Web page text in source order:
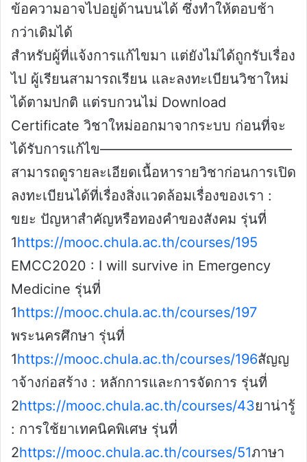
ข้อความอาจไปอยู่ด้านบนได้ ซึ่งทำให้ตอบช้า
กว่าเดิมได้
สำหรับผู้ที่แจ้งการแก้ไขมา แต่ยังไม่ได้ถูกรับเรื่อง
ไป ผู้เรียนสามารถเรียน และลงทะเบียนวิชาใหม่
ได้ตามปกติ แต่รบกวนไม่ Download
Certificate วิชาใหม่ออกมาจากระบบ ก่อนที่จะ
ได้รับการแก้ไข——————————————
สามารถดูรายละเอียดเนื้อหารายวิชาก่อนการเปิด
ลงทะเบียนได้ที่เรื่องสิ่งแวดล้อมเรื่องของเรา :
ขยะ ปัญหาสำคัญหรือทองคำของสังคม รุ่นที่
1https://mooc.chula.ac.th/courses/195
EMCC2020 : I will survive in Emergency
Medicine รุ่นที่
1https://mooc.chula.ac.th/courses/197
พระนครศึกษา รุ่นที่
1https://mooc.chula.ac.th/courses/196สัญญ
าจ้างก่อสร้าง : หลักการและการจัดการ รุ่นที่
2https://mooc.chula.ac.th/courses/43ยาน่ารู้
: การใช้ยาเทคนิคพิเศษ รุ่นที่
2https://mooc.chula.ac.th/courses/51ภาษา